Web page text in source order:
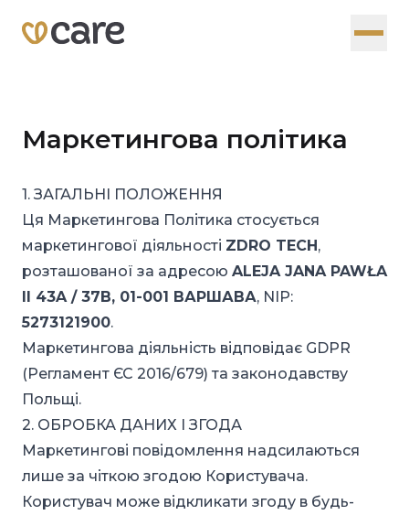
Маркетингова політика
1. ЗАГАЛЬНІ ПОЛОЖЕННЯ
Ця Маркетингова Політика стосується
маркетингової діяльності ZDRO TECH,
розташованої за адресою ALEJA JANA PAWŁA
II 43A / 37B, 01-001 ВАРШАВА, NIP:
5273121900.
Маркетингова діяльність відповідає GDPR
(Регламент ЄС 2016/679) та законодавству
Польщі.
2. ОБРОБКА ДАНИХ І ЗГОДА
Маркетингові повідомлення надсилаються
лише за чіткою згодою Користувача.
Користувач може відкликати згоду в будь-